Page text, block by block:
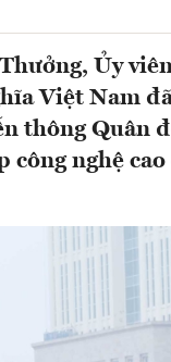
Ủy
Việt Nam
thông Quân
công nghệ